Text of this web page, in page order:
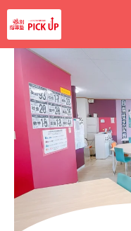
内
容
を